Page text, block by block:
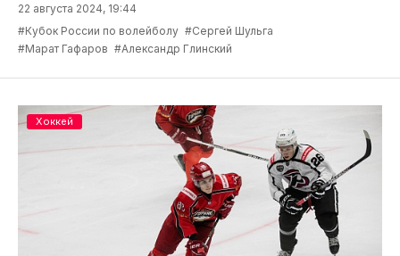
22 августа 2024, 19:44
#Кубок России по волейболу #Сергей Шульга
#Марат Гафаров #Александр Глинский
Хоккей